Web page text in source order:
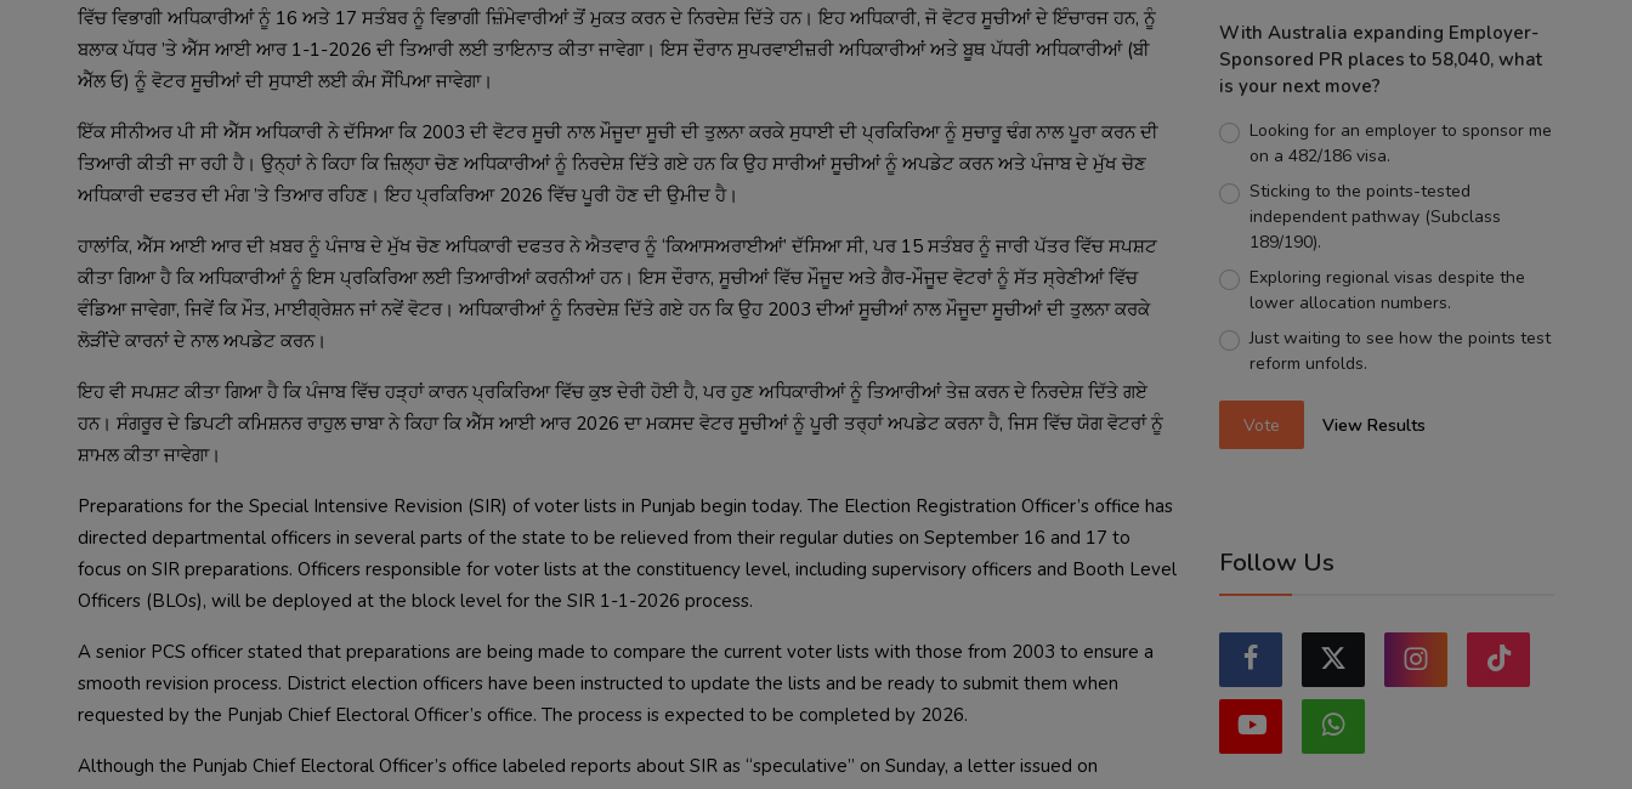
ਵਿੱਚ ਵਿਭਾਗੀ ਅਧਿਕਾਰੀਆਂ ਨੂੰ 16 ਅਤੇ 17 ਸਤੰਬਰ ਨੂੰ ਵਿਭਾਗੀ ਜ਼ਿੰਮੇਵਾਰੀਆਂ ਤੋਂ ਮੁਕਤ ਕਰਨ ਦੇ ਨਿਰਦੇਸ਼ ਦਿੱਤੇ ਹਨ। ਇਹ ਅਧਿਕਾਰੀ, ਜੋ ਵੋਟਰ ਸੂਚੀਆਂ ਦੇ ਇੰਚਾਰਜ ਹਨ, ਨੂੰ
ਬਲਾਕ ਪੱਧਰ ’ਤੇ ਐੱਸ ਆਈ ਆਰ 1-1-2026 ਦੀ ਤਿਆਰੀ ਲਈ ਤਾਇਨਾਤ ਕੀਤਾ ਜਾਵੇਗਾ। ਇਸ ਦੌਰਾਨ ਸੁਪਰਵਾਈਜ਼ਰੀ ਅਧਿਕਾਰੀਆਂ ਅਤੇ ਬੂਥ ਪੱਧਰੀ ਅਧਿਕਾਰੀਆਂ (ਬੀ
ਐੱਲ ਓ) ਨੂੰ ਵੋਟਰ ਸੂਚੀਆਂ ਦੀ ਸੁਧਾਈ ਲਈ ਕੰਮ ਸੌਂਪਿਆ ਜਾਵੇਗਾ।
ਇੱਕ ਸੀਨੀਅਰ ਪੀ ਸੀ ਐੱਸ ਅਧਿਕਾਰੀ ਨੇ ਦੱਸਿਆ ਕਿ 2003 ਦੀ ਵੋਟਰ ਸੂਚੀ ਨਾਲ ਮੌਜੂਦਾ ਸੂਚੀ ਦੀ ਤੁਲਨਾ ਕਰਕੇ ਸੁਧਾਈ ਦੀ ਪ੍ਰਕਿਰਿਆ ਨੂੰ ਸੁਚਾਰੂ ਢੰਗ ਨਾਲ ਪੂਰਾ ਕਰਨ ਦੀ
ਤਿਆਰੀ ਕੀਤੀ ਜਾ ਰਹੀ ਹੈ। ਉਨ੍ਹਾਂ ਨੇ ਕਿਹਾ ਕਿ ਜ਼ਿਲ੍ਹਾ ਚੋਣ ਅਧਿਕਾਰੀਆਂ ਨੂੰ ਨਿਰਦੇਸ਼ ਦਿੱਤੇ ਗਏ ਹਨ ਕਿ ਉਹ ਸਾਰੀਆਂ ਸੂਚੀਆਂ ਨੂੰ ਅਪਡੇਟ ਕਰਨ ਅਤੇ ਪੰਜਾਬ ਦੇ ਮੁੱਖ ਚੋਣ
ਅਧਿਕਾਰੀ ਦਫਤਰ ਦੀ ਮੰਗ ’ਤੇ ਤਿਆਰ ਰਹਿਣ। ਇਹ ਪ੍ਰਕਿਰਿਆ 2026 ਵਿੱਚ ਪੂਰੀ ਹੋਣ ਦੀ ਉਮੀਦ ਹੈ।
ਹਾਲਾਂਕਿ, ਐੱਸ ਆਈ ਆਰ ਦੀ ਖ਼ਬਰ ਨੂੰ ਪੰਜਾਬ ਦੇ ਮੁੱਖ ਚੋਣ ਅਧਿਕਾਰੀ ਦਫਤਰ ਨੇ ਐਤਵਾਰ ਨੂੰ ‘ਕਿਆਸਅਰਾਈਆਂ’ ਦੱਸਿਆ ਸੀ, ਪਰ 15 ਸਤੰਬਰ ਨੂੰ ਜਾਰੀ ਪੱਤਰ ਵਿੱਚ ਸਪਸ਼ਟ
ਕੀਤਾ ਗਿਆ ਹੈ ਕਿ ਅਧਿਕਾਰੀਆਂ ਨੂੰ ਇਸ ਪ੍ਰਕਿਰਿਆ ਲਈ ਤਿਆਰੀਆਂ ਕਰਨੀਆਂ ਹਨ। ਇਸ ਦੌਰਾਨ, ਸੂਚੀਆਂ ਵਿੱਚ ਮੌਜੂਦ ਅਤੇ ਗੈਰ-ਮੌਜੂਦ ਵੋਟਰਾਂ ਨੂੰ ਸੱਤ ਸ੍ਰੇਣੀਆਂ ਵਿੱਚ
ਵੰਡਿਆ ਜਾਵੇਗਾ, ਜਿਵੇਂ ਕਿ ਮੌਤ, ਮਾਈਗ੍ਰੇਸ਼ਨ ਜਾਂ ਨਵੇਂ ਵੋਟਰ। ਅਧਿਕਾਰੀਆਂ ਨੂੰ ਨਿਰਦੇਸ਼ ਦਿੱਤੇ ਗਏ ਹਨ ਕਿ ਉਹ 2003 ਦੀਆਂ ਸੂਚੀਆਂ ਨਾਲ ਮੌਜੂਦਾ ਸੂਚੀਆਂ ਦੀ ਤੁਲਨਾ ਕਰਕੇ
ਲੋੜੀਂਦੇ ਕਾਰਨਾਂ ਦੇ ਨਾਲ ਅਪਡੇਟ ਕਰਨ।
ਇਹ ਵੀ ਸਪਸ਼ਟ ਕੀਤਾ ਗਿਆ ਹੈ ਕਿ ਪੰਜਾਬ ਵਿੱਚ ਹੜ੍ਹਾਂ ਕਾਰਨ ਪ੍ਰਕਿਰਿਆ ਵਿੱਚ ਕੁਝ ਦੇਰੀ ਹੋਈ ਹੈ, ਪਰ ਹੁਣ ਅਧਿਕਾਰੀਆਂ ਨੂੰ ਤਿਆਰੀਆਂ ਤੇਜ਼ ਕਰਨ ਦੇ ਨਿਰਦੇਸ਼ ਦਿੱਤੇ ਗਏ
ਹਨ। ਸੰਗਰੂਰ ਦੇ ਡਿਪਟੀ ਕਮਿਸ਼ਨਰ ਰਾਹੁਲ ਚਾਬਾ ਨੇ ਕਿਹਾ ਕਿ ਐੱਸ ਆਈ ਆਰ 2026 ਦਾ ਮਕਸਦ ਵੋਟਰ ਸੂਚੀਆਂ ਨੂੰ ਪੂਰੀ ਤਰ੍ਹਾਂ ਅਪਡੇਟ ਕਰਨਾ ਹੈ, ਜਿਸ ਵਿੱਚ ਯੋਗ ਵੋਟਰਾਂ ਨੂੰ
ਸ਼ਾਮਲ ਕੀਤਾ ਜਾਵੇਗਾ।
Preparations for the Special Intensive Revision (SIR) of voter lists in Punjab begin today. The Election Registration Officer’s office has
directed departmental officers in several parts of the state to be relieved from their regular duties on September 16 and 17 to
focus on SIR preparations. Officers responsible for voter lists at the constituency level, including supervisory officers and Booth Level
Officers (BLOs), will be deployed at the block level for the SIR 1-1-2026 process.
A senior PCS officer stated that preparations are being made to compare the current voter lists with those from 2003 to ensure a
smooth revision process. District election officers have been instructed to update the lists and be ready to submit them when
requested by the Punjab Chief Electoral Officer’s office. The process is expected to be completed by 2026.
Although the Punjab Chief Electoral Officer’s office labeled reports about SIR as “speculative” on Sunday, a letter issued on
With Australia expanding Employer-
Sponsored PR places to 58,040, what
is your next move?
Looking for an employer to sponsor me
on a 482/186 visa.
Sticking to the points-tested
independent pathway (Subclass
189/190).
Exploring regional visas despite the
lower allocation numbers.
Just waiting to see how the points test
reform unfolds.
Vote View Results
Follow Us